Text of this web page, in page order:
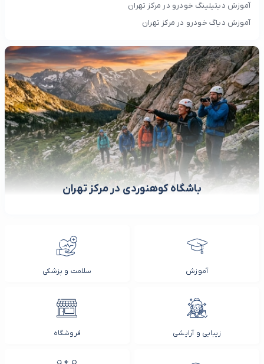
آموزش سلامت و پزشکی
زیبایی و آرایشی فروشگاه
آموزش دیتیلینگ خودرو در مرکز تهران
آموزش دیاگ خودرو در مرکز تهران
باشگاه کوهنوردی در مرکز تهران